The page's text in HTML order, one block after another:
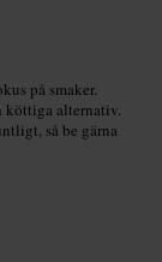
på smaker.
köttiga alternativ.
så be gärna